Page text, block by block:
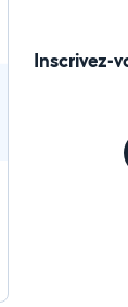
Inscrivez-